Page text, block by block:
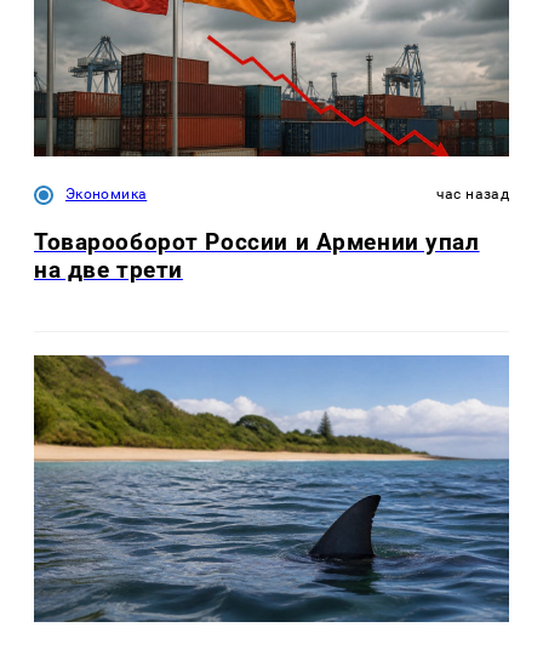
Экономика час назад
Товарооборот России и Армении упал
на две трети